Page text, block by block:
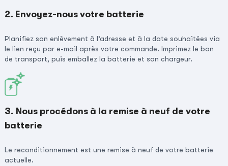
2. Envoyez-nous votre batterie
Planifiez son enlèvement à l’adresse et à la date souhaitées via
le lien reçu par e-mail après votre commande. Imprimez le bon
de transport, puis emballez la batterie et son chargeur.
3. Nous procédons à la remise à neuf de votre
batterie
Le reconditionnement est une remise à neuf de votre batterie
actuelle.